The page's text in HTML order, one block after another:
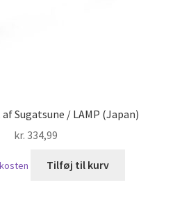
af Sugatsune / LAMP (Japan)
kr. 334,99
Tilføj til kurv